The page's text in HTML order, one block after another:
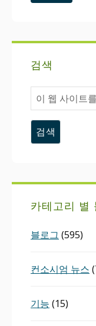
검색
이
웹
사
이
카테고리 별
블로그 (595)
컨소시엄 뉴스
기능 (15)